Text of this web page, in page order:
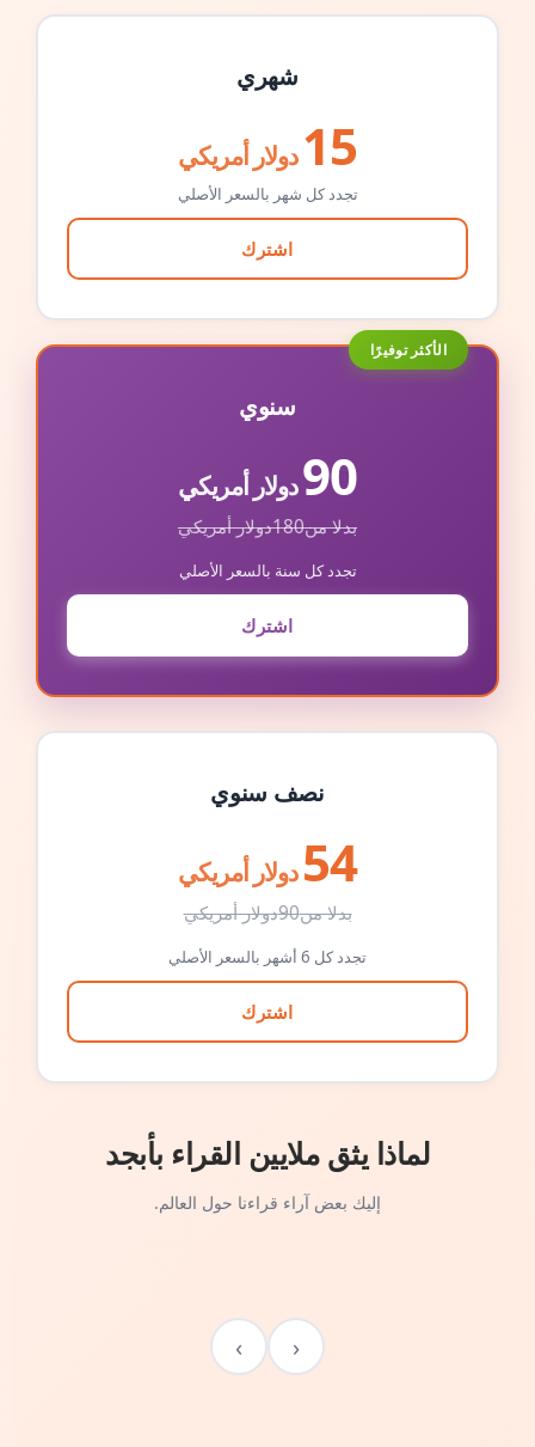
شهري
15 دولار أمريكي
تجدد كل شهر بالسعر الأصلي
اشترك
الأكثر توفيرًا
سنوي
90دولار أمريكي
بدلا من180دولار أمريكي
تجدد كل سنة بالسعر الأصلي
اشترك
نصف سنوي
54 دولار أمريكي
بدلا من90دولار أمريكي
تجدد كل 6 أشهر بالسعر الأصلي
اشترك
لماذا يثق ملايين القراء بأبجد
إليك بعض آراء قراءنا حول العالم.
‹
›